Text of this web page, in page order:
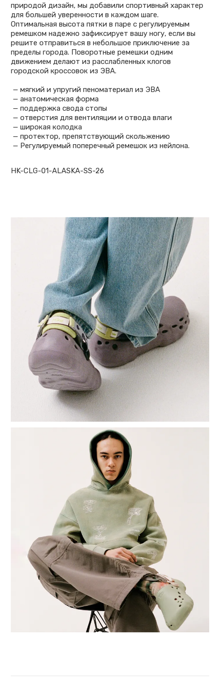
природой дизайн, мы добавили спортивный характер
для большей уверенности в каждом шаге.
Оптимальная высота пятки в паре с регулируемым
ремешком надежно зафиксирует вашу ногу, если вы
решите отправиться в небольшое приключение за
пределы города. Поворотные ремешки одним
движением делают из расслабленных клогов
городской кроссовок из ЭВА.
— мягкий и упругий пеноматериал из ЭВА
— анатомическая форма
— поддержка свода стопы
— отверстия для вентиляции и отвода влаги
— широкая колодка
— протектор, препятствующий скольжению
— Регулируемый поперечный ремешок из нейлона.
HK-CLG-01-ALASKA-SS-26